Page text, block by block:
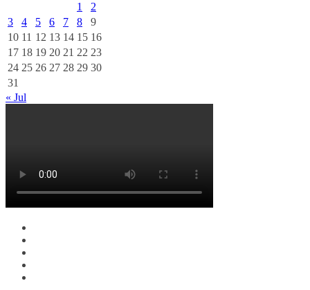
1
2
3
4 5 6 7 8
9
10 11 12 13 14 15 16
17 18 19 20 21 22 23
24 25 26 27 28 29 30
31
« Jul